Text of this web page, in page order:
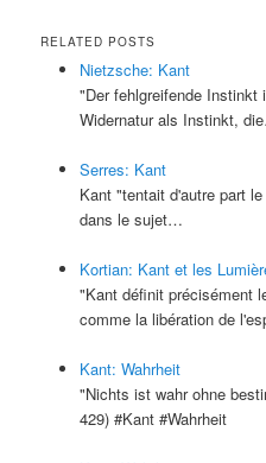
RELATED POSTS
Nietzsche: Kant
"Der fehlgreifende Instinkt
Widernatur als Instinkt,
Serres: Kant
Kant "tentait d'autre part
dans le sujet…
Kortian: Kant et les
"Kant définit précisément
comme la libération de
Kant: Wahrheit
"Nichts ist wahr ohne
429) #Kant #Wahrheit